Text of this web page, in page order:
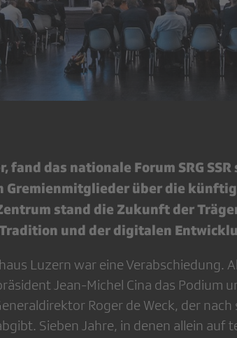
fand das nationale Forum SRG
Gremienmitglieder über die
stand die Zukunft der
und der digitalen
Luzern war eine Verabschiedung.
Jean-Michel Cina das Podium
Roger de Weck, der nach
Sieben Jahre, in denen allein auf